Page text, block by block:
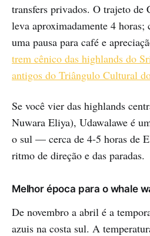
transfers privados. O trajeto de
leva aproximadamente 4 horas;
uma pausa para café e
trem cênico das highlands do
antigos do Triângulo Cultural
Se você vier das highlands
Nuwara Eliya), Udawalawe é
o sul — cerca de 4-5 horas de
ritmo de direção e das paradas.
Melhor época para o whale
De novembro a abril é a
azuis na costa sul. A